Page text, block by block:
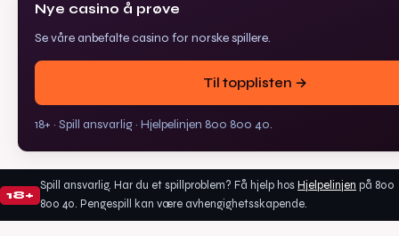
Nye casino å prøve
Se våre anbefalte casino for norske spillere.
Til topplisten →
18+ · Spill ansvarlig · Hjelpelinjen 800 800 40.
18+
Spill ansvarlig. Har du et spillproblem? Få hjelp hosHjelpelinjen på 800
800 40. Pengespill kan være avhengighetsskapende.